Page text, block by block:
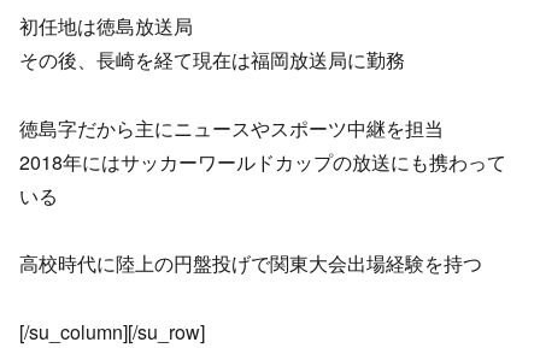
初任地は徳島放送局
その後、長崎を経て現在は福岡放送局に勤務
徳島字だから主にニュースやスポーツ中継を担当
2018年にはサッカーワールドカップの放送にも携わって
いる
高校時代に陸上の円盤投げで関東大会出場経験を持つ
[/su_column][/su_row]